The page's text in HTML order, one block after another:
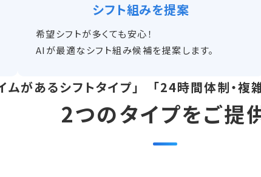
シフト組みを提案
希望シフトが多くても安心！
AIが最適なシフト組み候補を提案します。
ムがあるシフトタイプ」 「24時間体制・複
2つのタイプをご提